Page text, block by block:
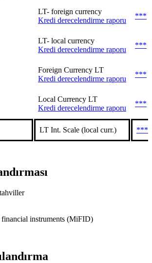
LT- foreign currency
Kredi derecelendirme raporu
***
LT- local currency
Kredi derecelendirme raporu
***
Foreign Currency LT
Kredi derecelendirme raporu
***
Local Currency LT
Kredi derecelendirme raporu
***
LT Int. Scale (local curr.) ***
instruments (MiFID)